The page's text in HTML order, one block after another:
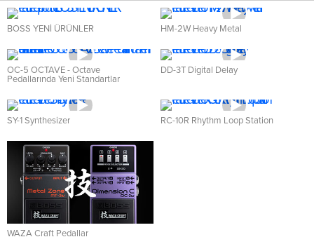
BOSS YENİ ÜRÜNLER HM-2W Heavy Metal
OC-5 OCTAVE - Octave
Pedallarında Yeni Standartlar
DD-3T Digital Delay
SY-1 Synthesizer RC-10R Rhythm Loop Station
WAZA Craft Pedallar